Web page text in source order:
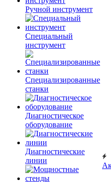
Ручной инструмент
Специальный
инструмент
Специализированные
станки
Диагностическое
оборудование
Диагностические
линии